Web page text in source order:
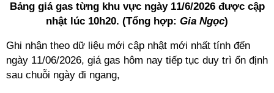
Bảng giá gas từng khu vực ngày 11/6/2026 được cập
nhật lúc 10h20. (Tổng hợp: Gia Ngọc)
Ghi nhận theo dữ liệu mới cập nhật mới nhất tính đến
ngày 11/06/2026, giá gas hôm nay tiếp tục duy trì ổn định
sau chuỗi ngày đi ngang,